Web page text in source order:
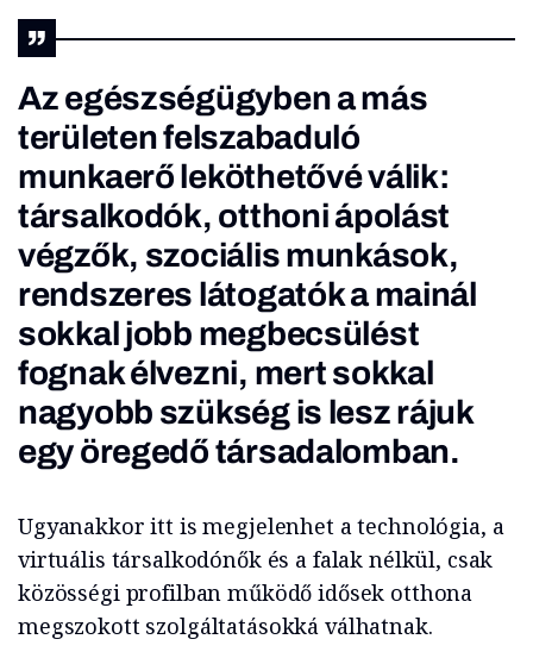
Az egészségügyben a más
területen felszabaduló
munkaerő leköthetővé válik:
társalkodók, otthoni ápolást
végzők, szociális munkások,
rendszeres látogatók a mainál
sokkal jobb megbecsülést
fognak élvezni, mert sokkal
nagyobb szükség is lesz rájuk
egy öregedő társadalomban.
Ugyanakkor itt is megjelenhet a technológia, a
virtuális társalkodónők és a falak nélkül, csak
közösségi profilban működő idősek otthona
megszokott szolgáltatásokká válhatnak.